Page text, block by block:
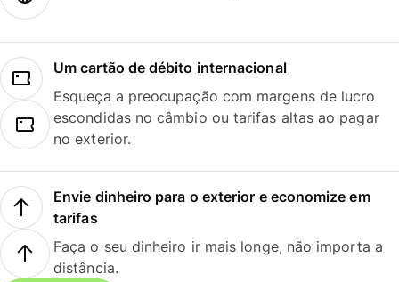
Um cartão de débito internacional
Esqueça a preocupação com margens de lucro
escondidas no câmbio ou tarifas altas ao pagar
no exterior.
Envie dinheiro para o exterior e economize em
tarifas
Faça o seu dinheiro ir mais longe, não importa a
distância.